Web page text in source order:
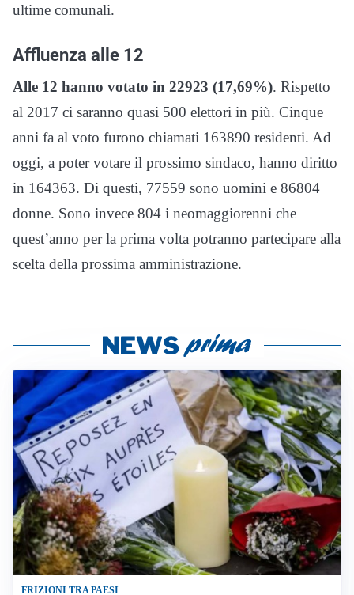
ultime comunali.
Affluenza alle 12
Alle 12 hanno votato in 22923 (17,69%). Rispetto
al 2017 ci saranno quasi 500 elettori in più. Cinque
anni fa al voto furono chiamati 163890 residenti. Ad
oggi, a poter votare il prossimo sindaco, hanno diritto
in 164363. Di questi, 77559 sono uomini e 86804
donne. Sono invece 804 i neomaggiorenni che
quest’anno per la prima volta potranno partecipare alla
scelta della prossima amministrazione.
FRIZIONI TRA PAESI